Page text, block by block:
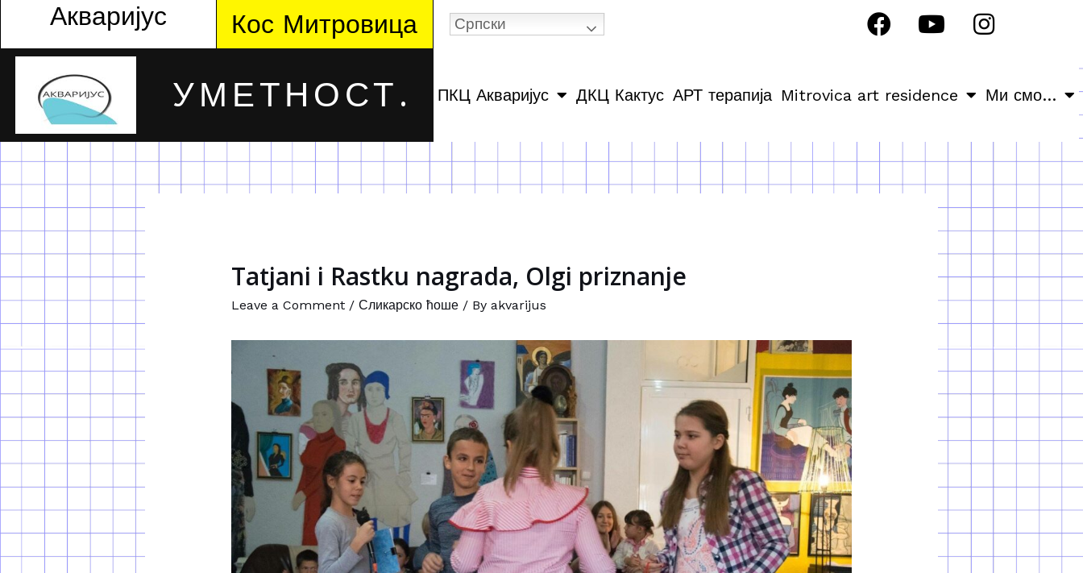
Акваријус Кос Митровица Српски
УМЕТНОСТ. ПКЦ Акваријус ДКЦ Кактус АРТ терапија Mitrovica art residence Ми смо…
Tatjani i Rastku nagrada, Olgi priznanje
Leave a Comment / Сликарско ћоше/ By akvarijus